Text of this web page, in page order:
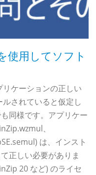
使用してソフト
ケーションの正しい
されていると仮定し
同様です。アプリケー
、
は、インスト
正しい必要がありま
20 など) のライセ